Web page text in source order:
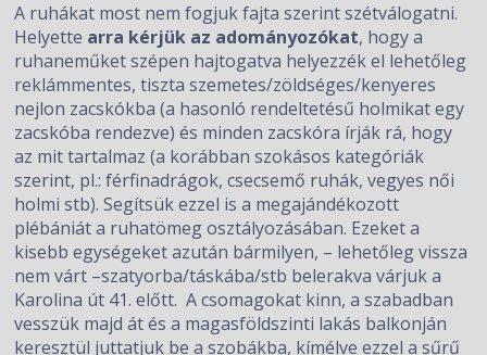
A ruhákat most nem fogjuk fajta szerint szétválogatni.
Helyette arra kérjük az adományozókat, hogy a
ruhaneműket szépen hajtogatva helyezzék el lehetőleg
reklámmentes, tiszta szemetes/zöldséges/kenyeres
nejlon zacskókba (a hasonló rendeltetésű holmikat egy
zacskóba rendezve) és minden zacskóra írják rá, hogy
az mit tartalmaz (a korábban szokásos kategóriák
szerint, pl.: férfinadrágok, csecsemő ruhák, vegyes női
holmi stb). Segítsük ezzel is a megajándékozott
plébániát a ruhatömeg osztályozásában. Ezeket a
kisebb egységeket azután bármilyen, – lehetőleg vissza
nem várt –szatyorba/táskába/stb belerakva várjuk a
Karolina út 41. előtt. A csomagokat kinn, a szabadban
vesszük majd át és a magasföldszinti lakás balkonján
keresztül juttatjuk be a szobákba, kímélve ezzel a sűrű